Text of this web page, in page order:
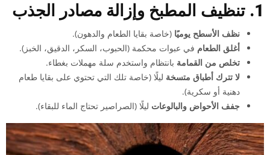
1. تنظيف المطبخ وإزالة مصادر الجذب
نظف الأسطح يوميًا (خاصة بقايا الطعام والدهون).
أغلق الطعام في عبوات محكمة (الحبوب، السكر، الدقيق، الخبز).
تخلص من القمامة بانتظام واستخدم سلة مهملات بغطاء.
لا تترك أطباق متسخة ليلًا (خاصة تلك التي تحتوي على بقايا طعام
دهنية أو سكرية).
جفف الأحواض والبالوعات ليلًا (الصراصير تحتاج الماء للبقاء).